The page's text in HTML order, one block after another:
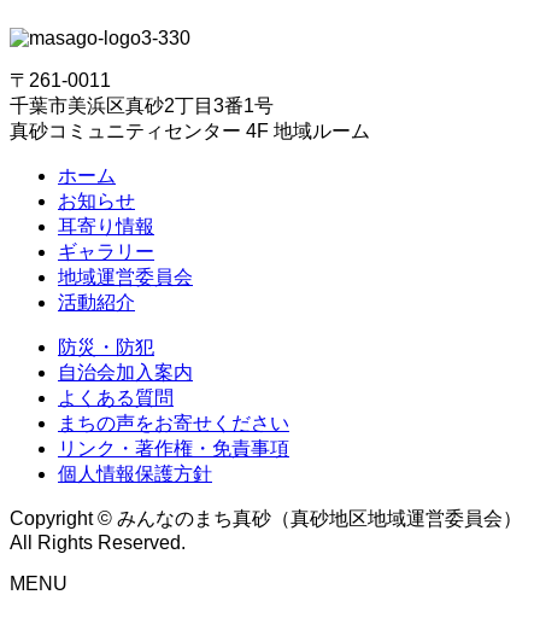
〒261-0011
千葉市美浜区真砂2丁目3番1号
真砂コミュニティセンター 4F 地域ルーム
ホーム
お知らせ
耳寄り情報
ギャラリー
地域運営委員会
活動紹介
防災・防犯
自治会加入案内
よくある質問
まちの声をお寄せください
リンク・著作権・免責事項
個人情報保護方針
Copyright © みんなのまち真砂（真砂地区地域運営委員会）
All Rights Reserved.
MENU